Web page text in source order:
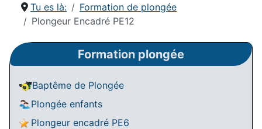
Tu es là:
Formation de plongée
Plongeur Encadré PE12
Formation plongée
Baptême de Plongée
Plongée enfants
Plongeur encadré PE6